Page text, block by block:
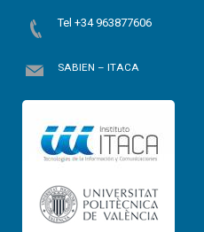
Tel +34 963877606
SABIEN – ITACA